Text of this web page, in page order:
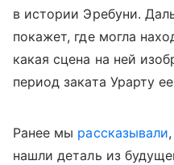
в истории Эребуни.
покажет, где могла
какая сцена на ней
период заката Урарту
Ранее мы рассказывали
нашли деталь из